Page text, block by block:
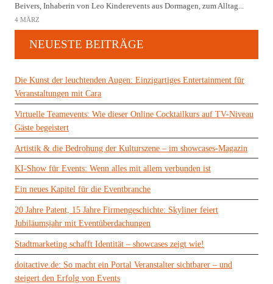
Beivers, Inhaberin von Leo Kinderevents aus Dormagen, zum Alltag...
4 MÄRZ
NEUESTE BEITRÄGE
Die Kunst der leuchtenden Augen: Einzigartiges Entertainment für
Veranstaltungen mit Cara
Virtuelle Teamevents: Wie dieser Online Cocktailkurs auf TV-Niveau
Gäste begeistert
Artistik & die Bedrohung der Kulturszene – im showcases-Magazin
KI-Show für Events: Wenn alles mit allem verbunden ist
Ein neues Kapitel für die Eventbranche
20 Jahre Patent, 15 Jahre Firmengeschichte: Skyliner feiert
Jubiläumsjahr mit Eventüberdachungen
Stadtmarketing schafft Identität – showcases zeigt wie!
doitactive.de: So macht ein Portal Veranstalter sichtbarer – und
steigert den Erfolg von Events